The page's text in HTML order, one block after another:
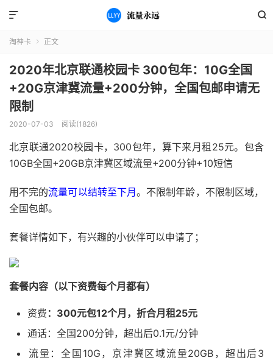


淘神卡  正文
2020年北京联通校园卡 300包年：10G全国
+20G京津冀流量+200分钟，全国包邮申请无
限制
2020-07-03 阅读(1826)
北京联通2020校园卡，300包年，算下来月租25元。包含
10GB全国+20GB京津冀区域流量+200分钟+10短信
用不完的流量可以结转至下月。不限制年龄，不限制区域，
全国包邮。
套餐详情如下，有兴趣的小伙伴可以申请了；
套餐内容（以下资费每个月都有）
资费 ：300元包12个月，折合月租25元
通话：全国200分钟，超出后0.1元/分钟
‌流量：全国10G，京津冀区域流量20GB，超出后3